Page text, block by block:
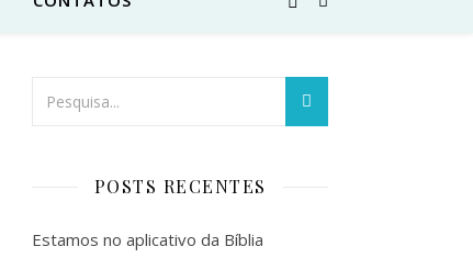
POSTS RECENTES
Estamos no aplicativo da Bíblia